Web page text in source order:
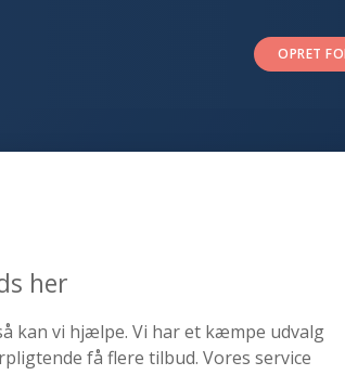
OPRET
her
kan vi hjælpe. Vi har et kæmpe udvalg
få flere tilbud. Vores service